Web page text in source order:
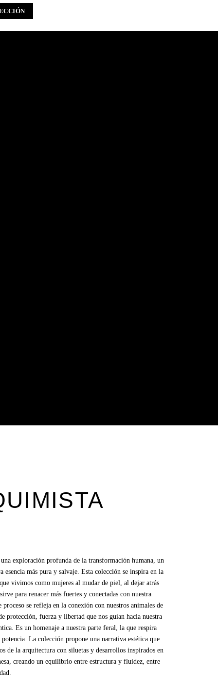
exploración profunda de la transformación humana, un
esencia más pura y salvaje. Esta colección se inspira en la
vivimos como mujeres al mudar de piel, al dejar atrás
para renacer más fuertes y conectadas con nuestra
proceso se refleja en la conexión con nuestros animales de
protección, fuerza y libertad que nos guían hacia nuestra
Es un homenaje a nuestra parte feral, la que respira
La colección propone una narrativa estética que
de la arquitectura con siluetas y desarrollos inspirados en
creando un equilibrio entre estructura y fluidez, entre